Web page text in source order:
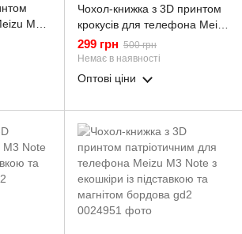
M3
мейзу
Чохол-книжка з 3D принтом
крокусів для телефона Meizu
M3 Note з екошкіри із
підставкою та магнітом
бордова gd2
299 грн 500 грн
Немає в наявності
Оптові ціни